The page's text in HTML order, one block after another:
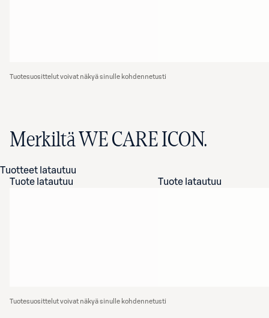
Tuotesuosittelut voivat näkyä sinulle kohdennetusti
Merkiltä WE CARE ICON.
Tuotteet latautuu
Tuote latautuu
Tuote latautuu
Tuotesuosittelut voivat näkyä sinulle kohdennetusti